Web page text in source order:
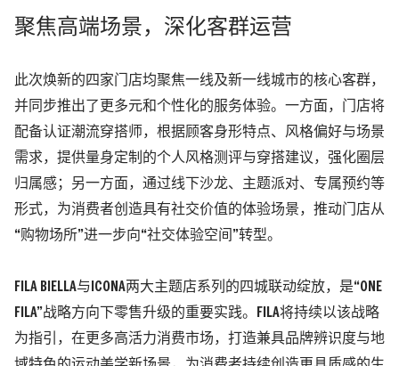
聚焦高端场景，深化客群运营
此次焕新的四家门店均聚焦一线及新一线城市的核心客群，
并同步推出了更多元和个性化的服务体验。一方面，门店将
配备认证潮流穿搭师，根据顾客身形特点、风格偏好与场景
需求，提供量身定制的个人风格测评与穿搭建议，强化圈层
归属感；另一方面，通过线下沙龙、主题派对、专属预约等
形式，为消费者创造具有社交价值的体验场景，推动门店从
“购物场所”进一步向“社交体验空间”转型。
FILA BIELLA与 ICONA两大主题店系列的四城联动绽放，是“ONE
FILA”战略方向下零售升级的重要实践。 FILA将持续以该战略
为指引，在更多高活力消费市场，打造兼具品牌辨识度与地